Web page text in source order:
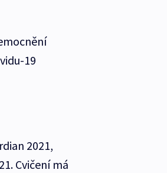
19
2021,
Cvičení má